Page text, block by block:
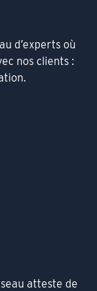
d’experts où
nos clients :
atteste de